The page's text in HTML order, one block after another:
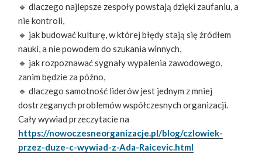
🔹 dlaczego najlepsze zespoły powstają dzięki zaufaniu, a
nie kontroli,
🔹 jak budować kulturę, w której błędy stają się źródłem
nauki, a nie powodem do szukania winnych,
🔹 jak rozpoznawać sygnały wypalenia zawodowego,
zanim będzie za późno,
🔹 dlaczego samotność liderów jest jednym z mniej
dostrzeganych problemów współczesnych organizacji.
Cały wywiad przeczytacie na
https://nowoczesneorganizacje.pl/blog/czlowiek-
przez-duze-c-wywiad-z-Ada-Raicevic.html